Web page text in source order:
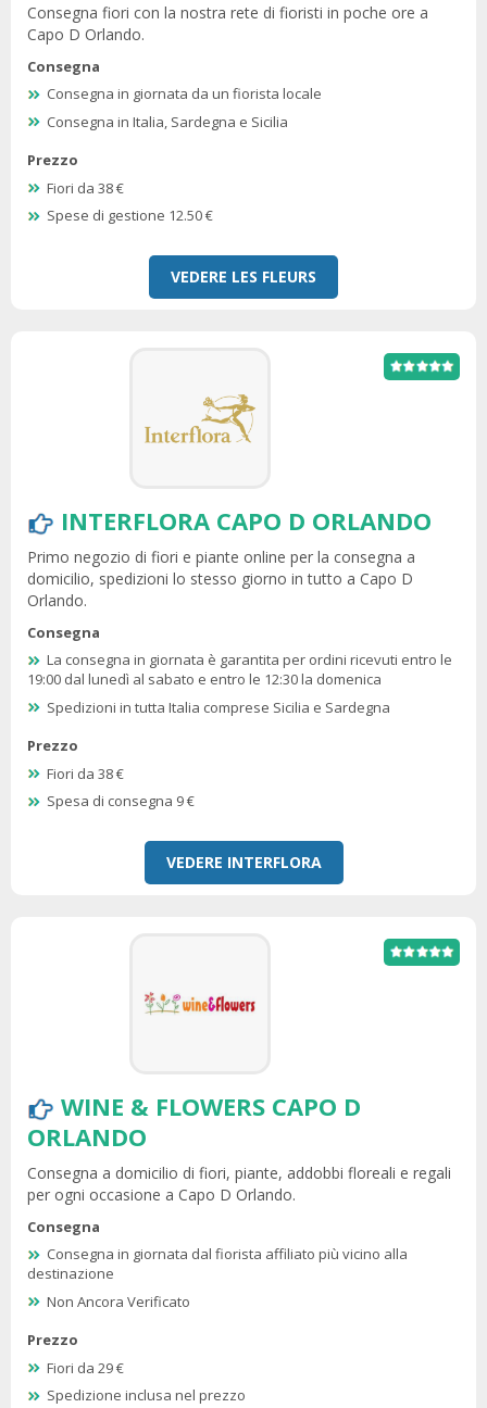
Consegna fiori con la nostra rete di fioristi in poche ore a
Capo D Orlando.
Consegna
Consegna in giornata da un fiorista locale
Consegna in Italia, Sardegna e Sicilia
Prezzo
Fiori da 38 €
Spese di gestione 12.50 €
VEDERE LES FLEURS
INTERFLORA CAPO D ORLANDO
Primo negozio di fiori e piante online per la consegna a
domicilio, spedizioni lo stesso giorno in tutto a Capo D
Orlando.
Consegna
La consegna in giornata è garantita per ordini ricevuti entro le
19:00 dal lunedì al sabato e entro le 12:30 la domenica
Spedizioni in tutta Italia comprese Sicilia e Sardegna
Prezzo
Fiori da 38 €
Spesa di consegna 9 €
VEDERE INTERFLORA
WINE & FLOWERS CAPO D
ORLANDO
Consegna a domicilio di fiori, piante, addobbi floreali e regali
per ogni occasione a Capo D Orlando.
Consegna
Consegna in giornata dal fiorista affiliato più vicino alla
destinazione
Non Ancora Verificato
Prezzo
Fiori da 29 €
Spedizione inclusa nel prezzo